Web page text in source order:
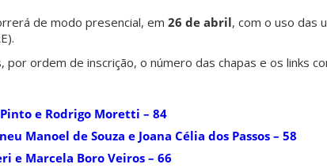
de modo presencial, em 26 de abril, com o uso das
ordem de inscrição, o número das chapas e os links
e Rodrigo Moretti – 84
Manoel de Souza e Joana Célia dos Passos – 58
e Marcela Boro Veiros – 66